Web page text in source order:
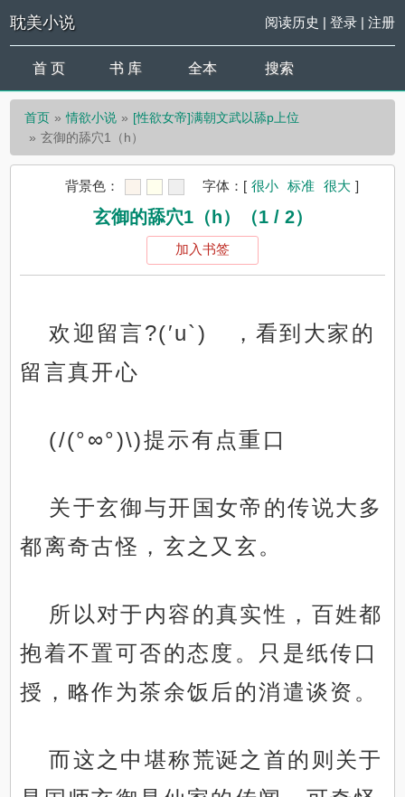
耽美小说 阅读历史 | 登录| 注册
首 页 书 库 全本 搜索
首页 情欲小说
[性欲女帝]满朝文武以舔p上位
玄御的舔穴1（h）
背景色： 字体： [ 很小 标准 很大 ]
玄御的舔穴1（h）（1 / 2）
加入书签
欢迎留言?(′u`)ゝ，看到大家的
留言真开心
(/(°∞°)\)提示有点重口
关于玄御与开国女帝的传说大多
都离奇古怪，玄之又玄。
所以对于内容的真实性，百姓都
抱着不置可否的态度。只是纸传口
授，略作为茶余饭后的消遣谈资。
而这之中堪称荒诞之首的则关于